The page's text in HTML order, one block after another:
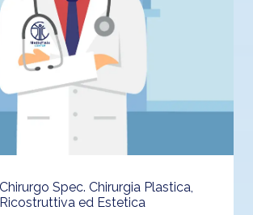
Spec. Chirurgia Plastica,
Ricostruttiva ed Estetica